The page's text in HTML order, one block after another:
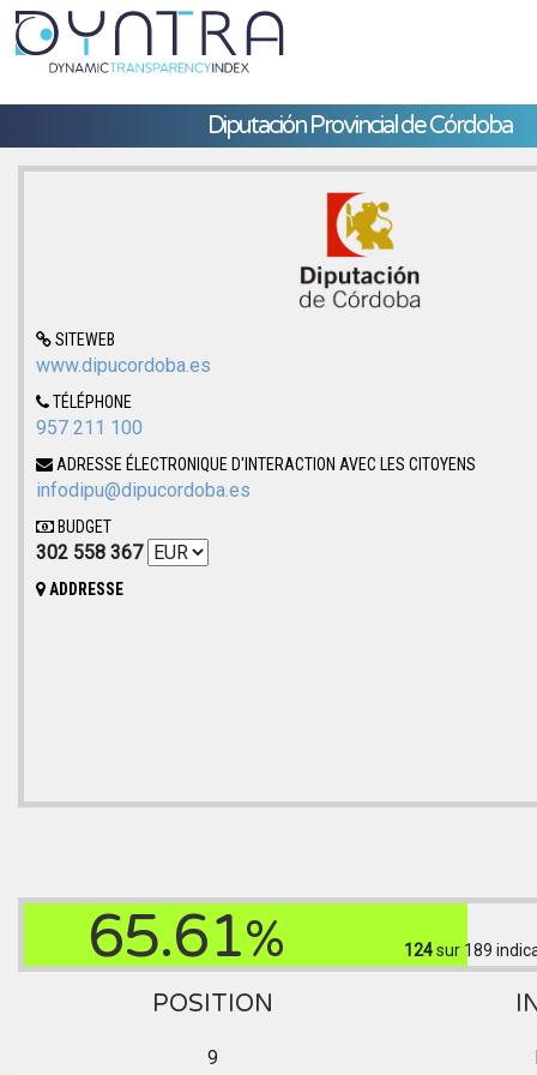
Diputación Provincial de Córdoba
SITEWEB
www.dipucordoba.es
TÉLÉPHONE
957 211 100
ADRESSE ÉLECTRONIQUE D'INTERACTION AVEC LES CITOYENS
infodipu@dipucordoba.es
BUDGET
302 558 367
ADDRESSE
65.61% 124sur 189
POSITION
9